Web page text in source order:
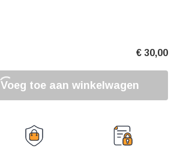
€ 30,00
Voeg toe aan winkelwagen